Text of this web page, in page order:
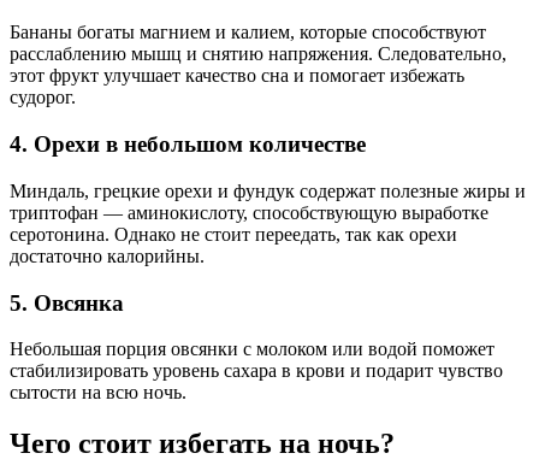
Бананы богаты магнием и калием, которые способствуют
расслаблению мышц и снятию напряжения. Следовательно,
этот фрукт улучшает качество сна и помогает избежать
судорог.
4. Орехи в небольшом количестве
Миндаль, грецкие орехи и фундук содержат полезные жиры и
триптофан — аминокислоту, способствующую выработке
серотонина. Однако не стоит переедать, так как орехи
достаточно калорийны.
5. Овсянка
Небольшая порция овсянки с молоком или водой поможет
стабилизировать уровень сахара в крови и подарит чувство
сытости на всю ночь.
Чего стоит избегать на ночь?